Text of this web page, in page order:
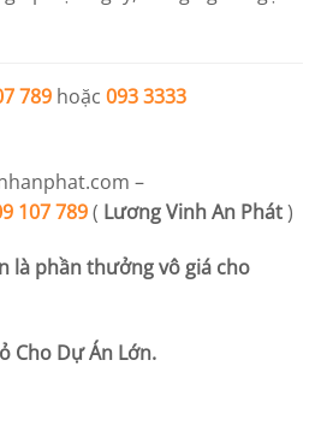
789 hoặc 093 3333
–
107 789( Lương Vinh An Phát)
là phần thưởng vô giá cho
Cho Dự Án Lớn.